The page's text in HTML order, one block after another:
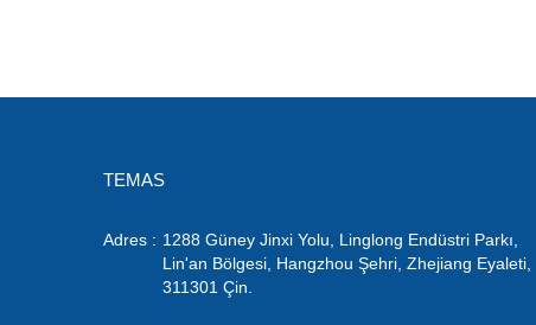
TEMAS
Adres : 1288 Güney Jinxi Yolu, Linglong Endüstri Parkı,
Lin'an Bölgesi, Hangzhou Şehri, Zhejiang Eyaleti,
311301 Çin.